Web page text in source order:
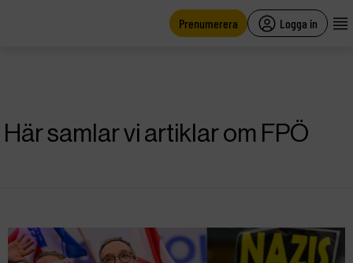
Prenumerera Logga in
Här samlar vi artiklar om FPÖ